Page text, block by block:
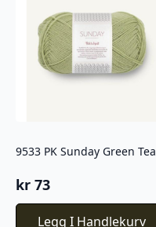
9533 PK Sunday Green Tea
kr 73
Legg I Handlekurv